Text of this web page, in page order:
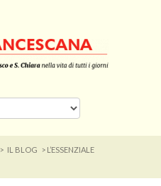
> IL BLOG
> L’ESSENZIALE